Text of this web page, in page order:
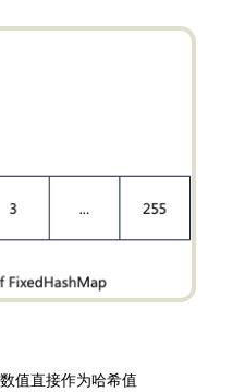
值直接作为哈希值